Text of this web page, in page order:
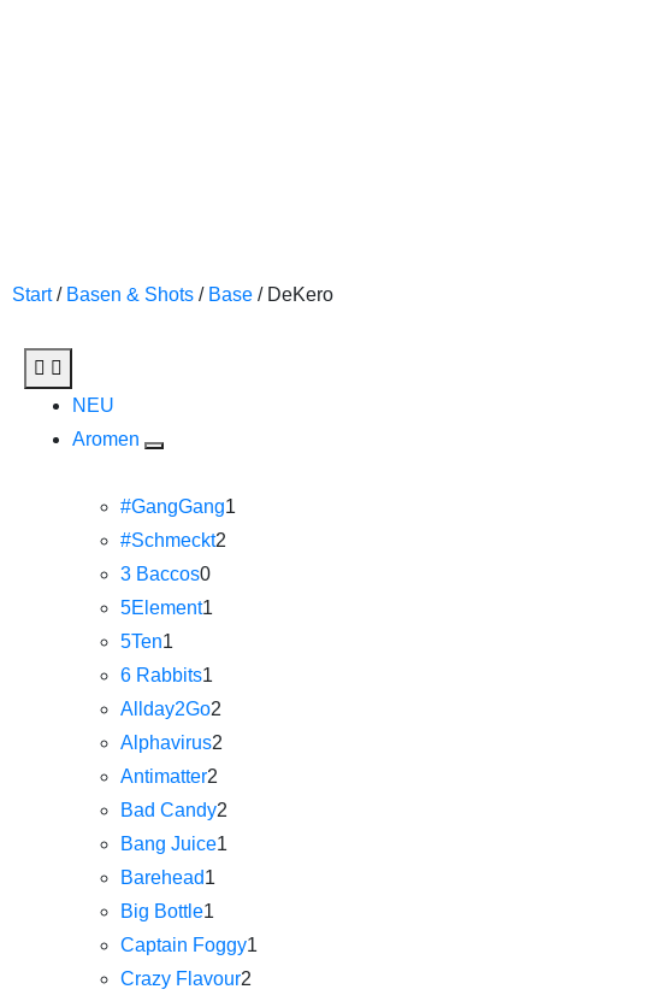
Start/ Basen & Shots / Base / DeKero
NEU
Aromen
#GangGang1
#Schmeckt2
3 Baccos0
5Element1
5Ten1
6 Rabbits1
Allday2Go2
Alphavirus2
Antimatter2
Bad Candy2
Bang Juice1
Barehead1
Big Bottle1
Captain Foggy1
Crazy Flavour2